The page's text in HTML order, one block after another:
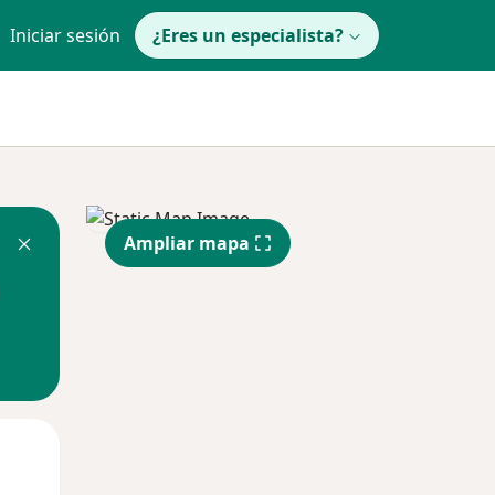
Iniciar sesión ¿Eres un especialista?
Ampliar mapa